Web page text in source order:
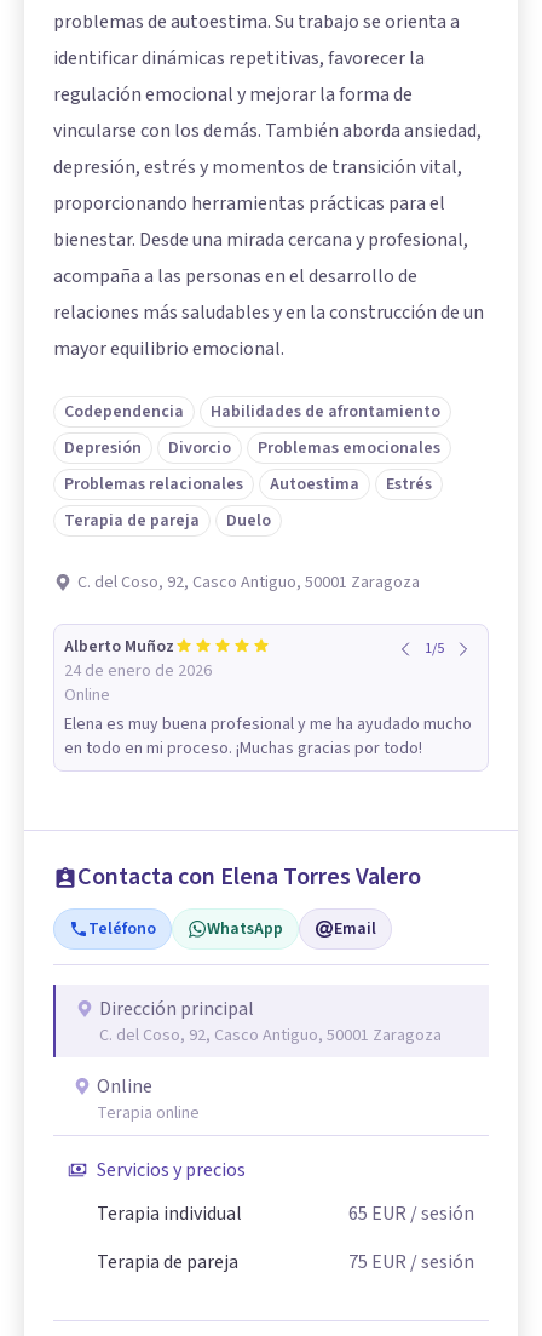
problemas de autoestima. Su trabajo se orienta a
identificar dinámicas repetitivas, favorecer la
regulación emocional y mejorar la forma de
vincularse con los demás. También aborda ansiedad,
depresión, estrés y momentos de transición vital,
proporcionando herramientas prácticas para el
bienestar. Desde una mirada cercana y profesional,
acompaña a las personas en el desarrollo de
relaciones más saludables y en la construcción de un
mayor equilibrio emocional.
Codependencia
Habilidades de afrontamiento
Depresión
Divorcio
Problemas emocionales
Problemas relacionales
Autoestima
Estrés
Terapia de pareja
Duelo
C. del Coso, 92, Casco Antiguo, 50001 Zaragoza
Alberto Muñoz
24 de enero de 2026
Online
1/5
Elena es muy buena profesional y me ha ayudado mucho
en todo en mi proceso. ¡Muchas gracias por todo!
Contacta con Elena Torres Valero
Teléfono WhatsApp Email
Dirección principal
C. del Coso, 92, Casco Antiguo, 50001 Zaragoza
Online
Terapia online
Servicios y precios
Terapia individual
65 EUR / sesión
Terapia de pareja
75 EUR / sesión